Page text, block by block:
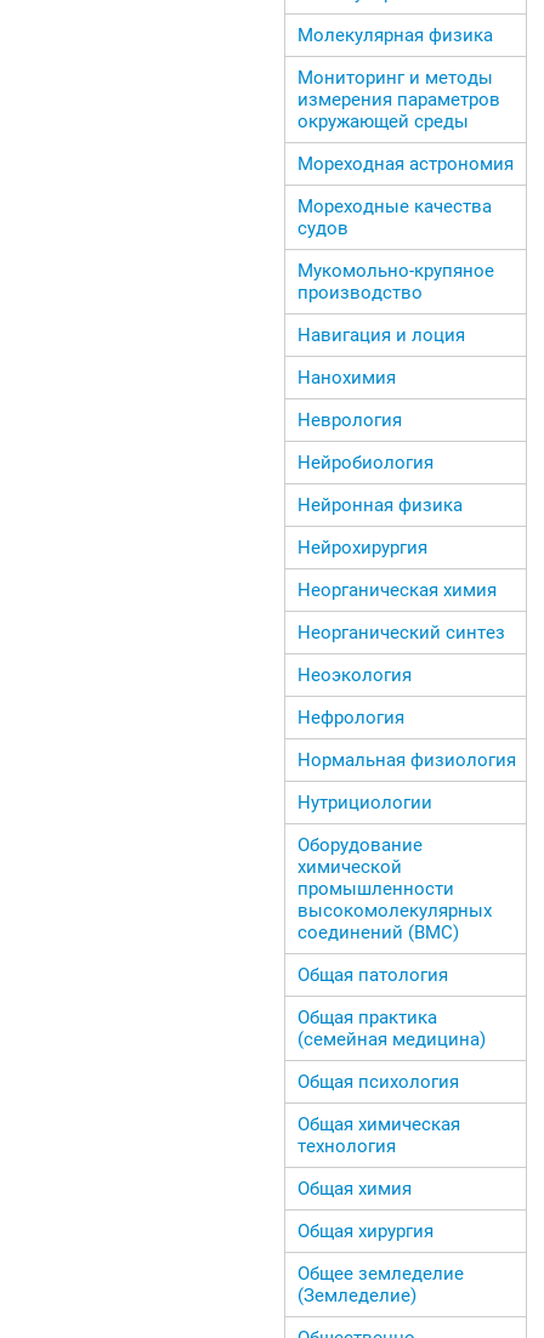
Молекулярная физика
Мониторинг и методы
измерения параметров
окружающей среды
Мореходная астрономия
Мореходные качества
судов
Мукомольно-крупяное
производство
Навигация и лоция
Нанохимия
Неврология
Нейробиология
Нейронная физика
Нейрохирургия
Неорганическая химия
Неорганический синтез
Неоэкология
Нефрология
Нормальная физиология
Нутрициологии
Оборудование
химической
промышленности
высокомолекулярных
соединений (ВМС)
Общая патология
Общая практика
(семейная медицина)
Общая психология
Общая химическая
технология
Общая химия
Общая хирургия
Общее земледелие
(Земледелие)